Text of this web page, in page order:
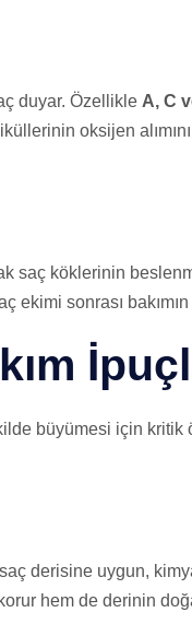
duyar. Özellikle A, C
oksijen alımını
saç köklerinin
ekimi sonrası
büyümesi için
derisine uygun,
hem de derinin